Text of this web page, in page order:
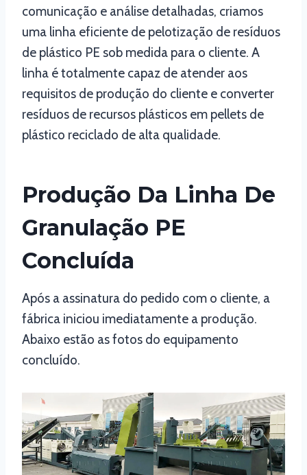
comunicação e análise detalhadas, criamos
uma linha eficiente de pelotização de resíduos
de plástico PE sob medida para o cliente. A
linha é totalmente capaz de atender aos
requisitos de produção do cliente e converter
resíduos de recursos plásticos em pellets de
plástico reciclado de alta qualidade.
Produção Da Linha De
Granulação PE
Concluída
Após a assinatura do pedido com o cliente, a
fábrica iniciou imediatamente a produção.
Abaixo estão as fotos do equipamento
concluído.